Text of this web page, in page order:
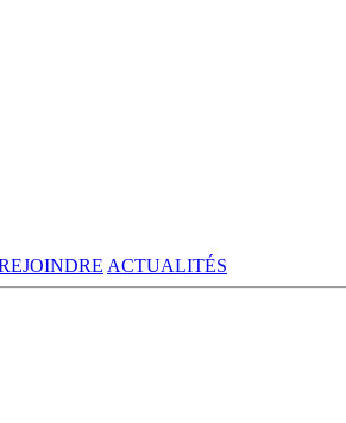
ACTUALITÉS